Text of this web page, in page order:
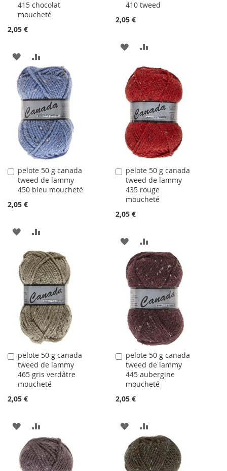
415 chocolat
moucheté
2,05 €
panier
AJOUTER
À
LA
LISTE
D'ACHATS
AU
COMPARATEUR
410 tweed
2,05 €
panier
AJOUTER
LA
LISTE
D'ACHATS
COMPARATEUR
pelote 50 g canada
tweed de lammy
450 bleu moucheté
2,05 €
Ajouter
au
panier
AJOUTER
LA
LISTE
D'ACHATS
COMPARATEUR
pelote 50 g canada
tweed de lammy
435 rouge
moucheté
2,05 €
Ajouter
au
panier
AJOUTER
À
LA
LISTE
D'ACHATS
AU
COMPARATEUR
pelote 50 g canada
tweed de lammy
465 gris verdâtre
moucheté
2,05 €
Ajouter
au
panier
AJOUTER
À
LA
AU
COMPARATEUR
pelote 50 g canada
tweed de lammy
445 aubergine
moucheté
2,05 €
Ajouter
au
panier
AJOUTER
À
LA
AU
COMPARATEUR